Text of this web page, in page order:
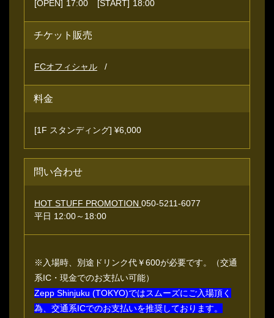
[OPEN] 17:00 [START] 18:00
チケット販売
FCオフィシャル
料金
[1F スタンディング] ¥6,000
問い合わせ
HOT STUFF PROMOTION 050-5211-6077
平日 12:00～18:00
※入場時、別途ドリンク代￥600が必要です。（交通
系IC・現金でのお支払い可能）
Zepp Shinjuku (TOKYO)ではスムーズにご入場頂く
為、交通系ICでのお支払いを推奨しております。